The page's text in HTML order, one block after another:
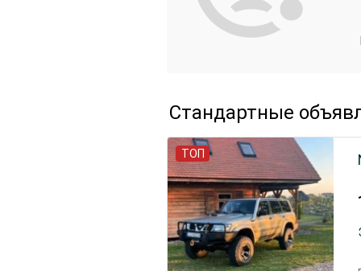
Стандартные
ТОП